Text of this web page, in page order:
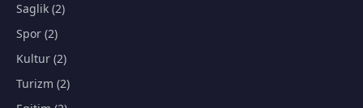
Saglik (2)
Spor (2)
Kultur (2)
Turizm (2)